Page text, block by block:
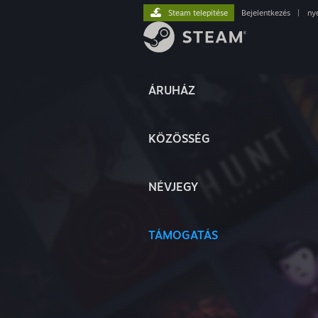
ÁRUHÁZ
KÖZÖSSÉG
NÉVJEGY
TÁMOGATÁS
Steam telepítése Bejelentkezés